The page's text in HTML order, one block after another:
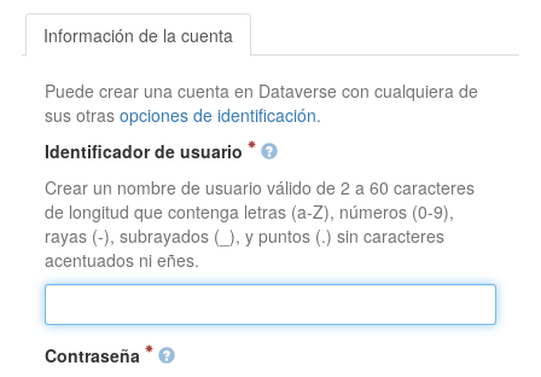
Información de la cuenta
Puede crear una cuenta en Dataverse con cualquiera de
sus otrasopciones de identificación.
Identificador de usuario
Crear un nombre de usuario válido de 2 a 60 caracteres
de longitud que contenga letras (a-Z), números (0-9),
rayas (-), subrayados (_), y puntos (.) sin caracteres
acentuados ni eñes.
Contraseña